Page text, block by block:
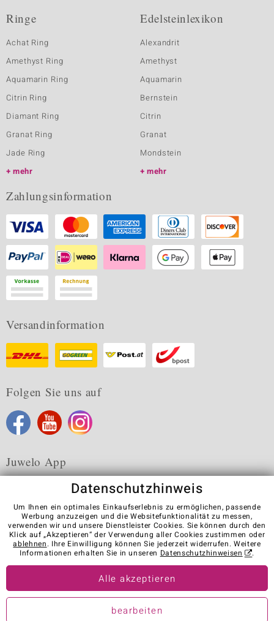
Ringe
Achat Ring
Amethyst Ring
Aquamarin Ring
Citrin Ring
Diamant Ring
Granat Ring
Jade Ring
mehr
Edelsteinlexikon
Alexandrit
Amethyst
Aquamarin
Bernstein
Citrin
Granat
Mondstein
mehr
Zahlungsinformation
Versandinformation
Folgen Sie uns auf
Juwelo App
Karriere AGB Datenschutz Cookies
Impressum
Kontakt
Vertrag widerrufen
Visit our stores in other countries:
© Juwelo Deutschland GmbH (ein Tochterunternehmen der elumeo
SE)
Datenschutzhinweis
Um Ihnen ein optimales Einkaufserlebnis zu ermöglichen, passende
Werbung anzuzeigen und die Websitefunktionalität zu messen,
verwenden wir und unsere Dienstleister Cookies. Sie können durch den
Klick auf „Akzeptieren“ der Verwendung aller Cookies zustimmen oder
ablehnen. Ihre Einwilligung können Sie jederzeit widerrufen. Weitere
Informationen erhalten Sie in unseren Datenschutzhinweisen .
Alle akzeptieren
bearbeiten